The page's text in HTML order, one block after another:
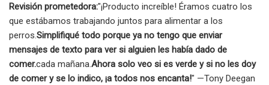
Revisión prometedora:"¡Producto increíble! Éramos cuatro los
que estábamos trabajando juntos para alimentar a los
perros.Simplifiqué todo porque ya no tengo que enviar
mensajes de texto para ver si alguien les había dado de
comer.cada mañana.Ahora solo veo si es verde y si no les doy
de comer y se lo indico, ¡a todos nos encanta!" —Tony Deegan